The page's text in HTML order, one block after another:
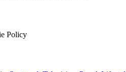
Policy